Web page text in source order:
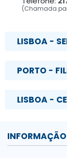
(Chamada
LISBOA -
PORTO -
LISBOA -